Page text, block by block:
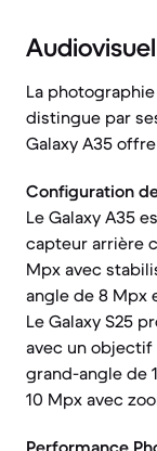
Audiovisuel
La
distingue par
Galaxy A35
Configuration
Le Galaxy A35
capteur arrière
Mpx avec
angle de 8 Mpx
Le Galaxy S25
avec un objectif
grand-angle de
10 Mpx avec
Performance